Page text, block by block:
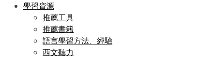
學習資源
推薦工具
推薦書籍
語言學習方法、經驗
西文聽力